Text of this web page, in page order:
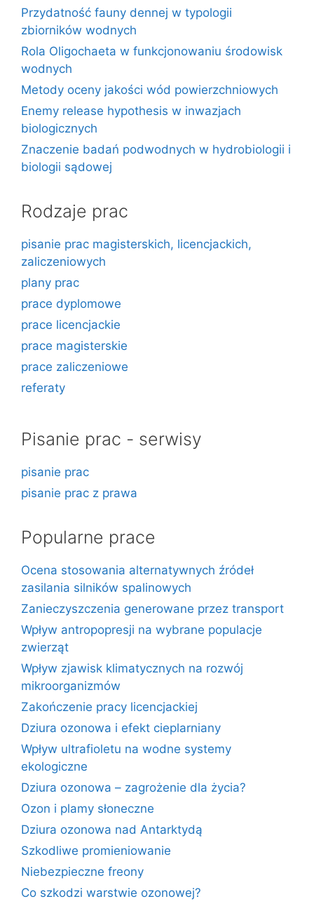
Przydatność fauny dennej w typologii
zbiorników wodnych
Rola Oligochaeta w funkcjonowaniu środowisk
wodnych
Metody oceny jakości wód powierzchniowych
Enemy release hypothesis w inwazjach
biologicznych
Znaczenie badań podwodnych w hydrobiologii i
biologii sądowej
Rodzaje prac
pisanie prac magisterskich, licencjackich,
zaliczeniowych
plany prac
prace dyplomowe
prace licencjackie
prace magisterskie
prace zaliczeniowe
referaty
Pisanie prac - serwisy
pisanie prac
pisanie prac z prawa
Popularne prace
Ocena stosowania alternatywnych źródeł
zasilania silników spalinowych
Zanieczyszczenia generowane przez transport
Wpływ antropopresji na wybrane populacje
zwierząt
Wpływ zjawisk klimatycznych na rozwój
mikroorganizmów
Zakończenie pracy licencjackiej
Dziura ozonowa i efekt cieplarniany
Wpływ ultrafioletu na wodne systemy
ekologiczne
Dziura ozonowa – zagrożenie dla życia?
Ozon i plamy słoneczne
Dziura ozonowa nad Antarktydą
Szkodliwe promieniowanie
Niebezpieczne freony
Co szkodzi warstwie ozonowej?